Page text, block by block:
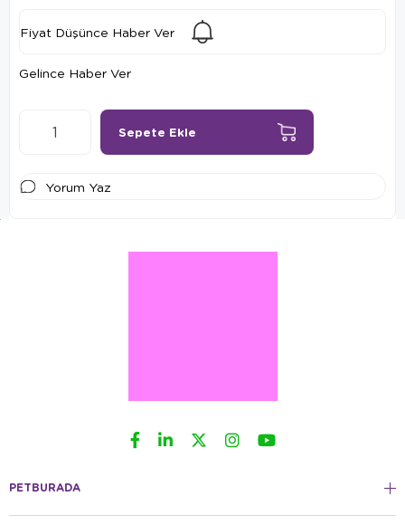
Fiyat Düşünce Haber Ver
Gelince Haber Ver
Yorum Yaz
PETBURADA